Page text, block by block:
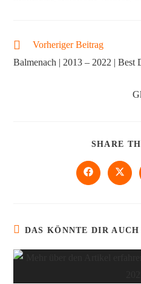
Vorheriger Beitrag
Balmenach | 2013 – 2022 | Best
SHARE
DAS KÖNNTE DIR